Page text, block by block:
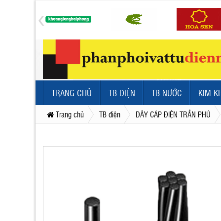
TRANG CHỦ TB ĐIỆN TB NƯỚC KIM
Trang chủ TB điện DÂY CÁP ĐIỆN TRẦN PHÚ